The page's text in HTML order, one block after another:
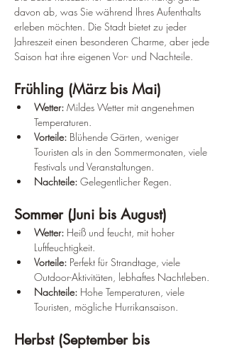
davon ab, was Sie während Ihres Aufenthalts
erleben möchten. Die Stadt bietet zu jeder
Jahreszeit einen besonderen Charme, aber jede
Saison hat ihre eigenen Vor- und Nachteile.
Frühling (März bis Mai)
Wetter: Mildes Wetter mit angenehmen
Temperaturen.
Vorteile: Blühende Gärten, weniger
Touristen als in den Sommermonaten, viele
Festivals und Veranstaltungen.
Nachteile: Gelegentlicher Regen.
Sommer (Juni bis August)
Wetter: Heiß und feucht, mit hoher
Luftfeuchtigkeit.
Vorteile: Perfekt für Strandtage, viele
Outdoor-Aktivitäten, lebhaftes Nachtleben.
Nachteile: Hohe Temperaturen, viele
Touristen, mögliche Hurrikansaison.
Herbst (September bis